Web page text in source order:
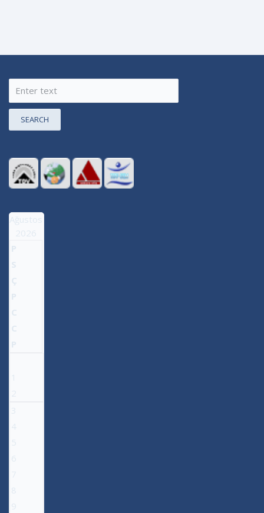
SEARCH
Ağustos
2026
P
S
Ç
P
C
C
P
1
2
3
4
5
6
7
8
9